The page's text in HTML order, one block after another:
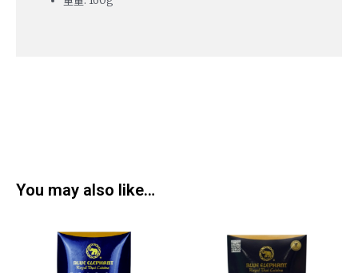
You may also like…